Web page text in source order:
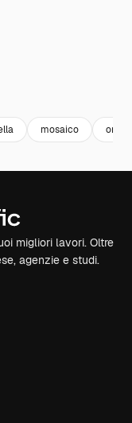
mosaico
migliori lavori. Oltre
agenzie e studi.